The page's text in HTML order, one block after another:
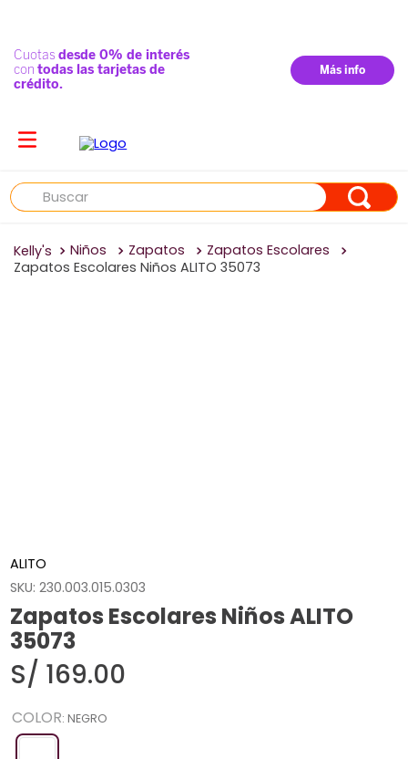
Buscar
Niños Zapatos
Zapatos Escolares
Zapatos Escolares Niños ALITO 35073
ALITO
SKU:230.003.015.0303
Zapatos Escolares Niños ALITO
35073
S/ 169.00
COLOR: NEGRO